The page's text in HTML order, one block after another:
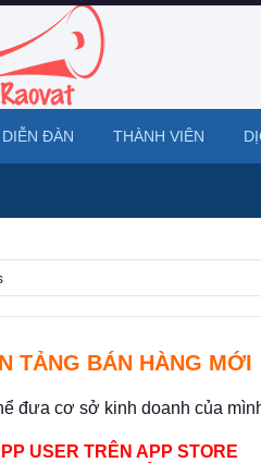
TẢNG BÁN HÀNG MỚI
đưa cơ sở kinh doanh của
USER TRÊN APP STORE
DIỄN ĐÀN THÀNH VIÊN